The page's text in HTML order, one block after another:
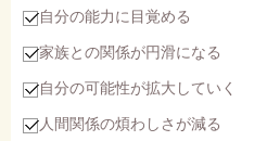
自分の能力に目覚める
家族との関係が円滑になる
自分の可能性が拡大していく
人間関係の煩わしさが減る